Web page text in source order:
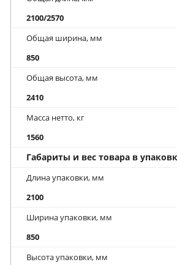
2100/2570
Общая ширина, мм
850
Общая высота, мм
2410
Масса нетто, кг
1560
Габариты и вес товара в
Длина упаковки, мм
2100
Ширина упаковки, мм
850
Высота упаковки, мм